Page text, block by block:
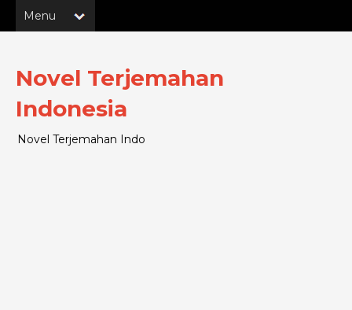
Novel Terjemahan
Indonesia
Novel Terjemahan Indo